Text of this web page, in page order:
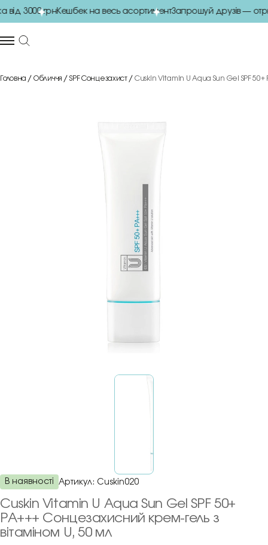
3000 грнКешбек на весь асортиментЗапрошуй друзів —
Головна Обличчя SPF Сонцезахист Cuskin Vitamin U Aqua Sun Gel SPF
В наявності Артикул: Cuskin020
Cuskin Vitamin U Aqua Sun Gel SPF 50+
PA+++ Сонцезахисний крем-гель з
вітаміном U, 50 мл